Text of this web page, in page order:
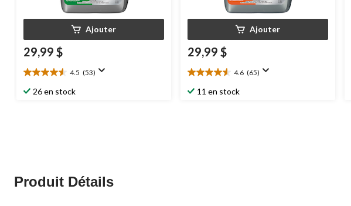
Ajouter
29,99 $
4.5 (53)
4.5
étoile(s)
26 en stock
Ajouter
29,99 $
4.6 (65)
4.6
étoile(s)
11 en stock
Produit Détails